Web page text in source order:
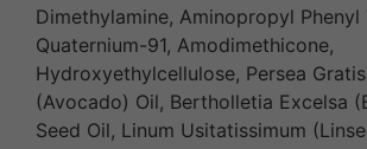
Dimethylamine, Aminopropyl Phenyl
Quaternium-91, Amodimethicone,
Hydroxyethylcellulose, Persea
(Avocado) Oil, Bertholletia Excelsa
Seed Oil, Linum Usitatissimum